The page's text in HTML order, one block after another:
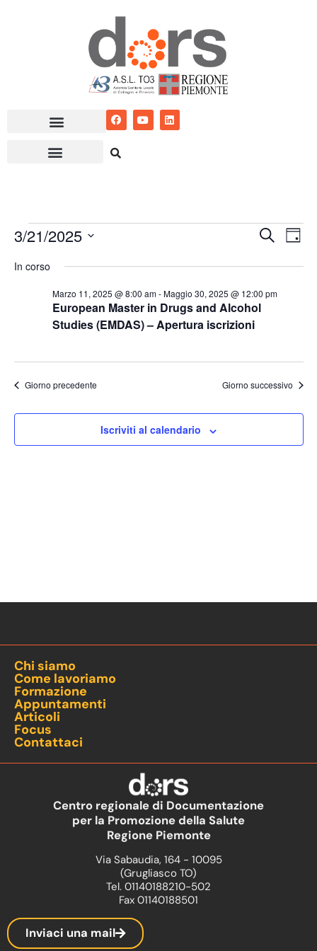
Eventi
e
viste
Cerca
3/21/2025
la
In corso
European Master in Drugs and Alcohol
Studies (EMDAS) – Apertura iscrizioni
Marzo 11, 2025 @ 8:00 am-Maggio 30, 2025 @ 12:00 pm
Giorno precedente Giorno successivo
Iscriviti al calendario
Chi siamo
Come lavoriamo
Formazione
Appuntamenti
Articoli
Focus
Contattaci
Centro regionale di Documentazione
per la Promozione della Salute
Regione Piemonte
Via Sabaudia, 164 - 10095
(Grugliasco TO)
Tel. 01140188210-502
Fax 01140188501
Inviaci una mail